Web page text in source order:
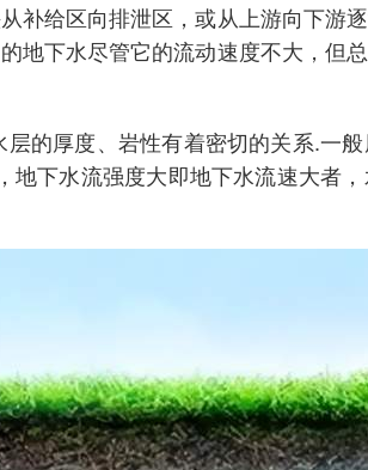
补给区向排泄区，或从上游向下游
下水尽管它的流动速度不大，但
的厚度、岩性有着密切的关系.一
下水流强度大即地下水流速大者